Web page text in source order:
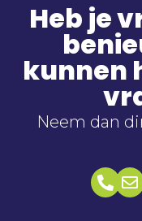
Heb je
kunnen
Neem dan